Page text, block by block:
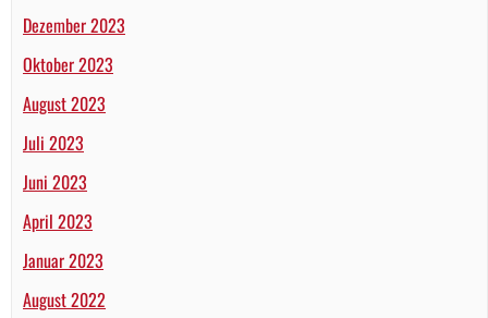
Dezember 2023
Oktober 2023
August 2023
Juli 2023
Juni 2023
April 2023
Januar 2023
August 2022